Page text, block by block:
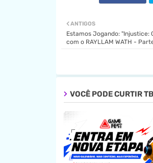
ANTIGOS
Estamos Jogando: "Injustice:
com o RAYLLAM WATH -
VOCÊ PODE CURTIR